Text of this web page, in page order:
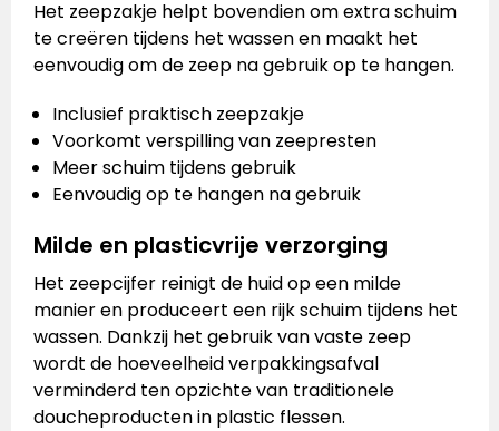
Het zeepzakje helpt bovendien om extra schuim
te creëren tijdens het wassen en maakt het
eenvoudig om de zeep na gebruik op te hangen.
Inclusief praktisch zeepzakje
Voorkomt verspilling van zeepresten
Meer schuim tijdens gebruik
Eenvoudig op te hangen na gebruik
Milde en plasticvrije verzorging
Het zeepcijfer reinigt de huid op een milde
manier en produceert een rijk schuim tijdens het
wassen. Dankzij het gebruik van vaste zeep
wordt de hoeveelheid verpakkingsafval
verminderd ten opzichte van traditionele
doucheproducten in plastic flessen.